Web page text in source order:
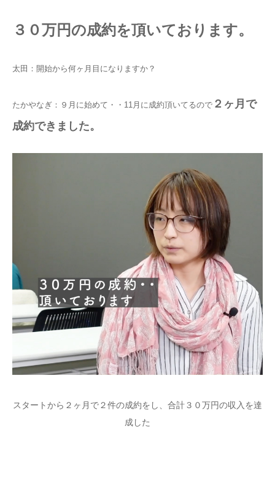
３０万円の成約を頂いております。
太田：開始から何ヶ月目になりますか？
たかやなぎ：９月に始めて・・11月に成約頂いてるので ２ヶ月で
成約できました。
スタートから２ヶ月で２件の成約をし、合計３０万円の収入を達
成した